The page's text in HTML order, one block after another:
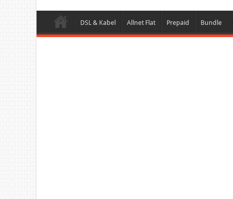
DSL & Kabel Allnet Flat Prepaid Bundle